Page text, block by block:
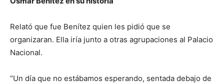
Relató que fue Benítez quien les pidió que se
organizaran. Ella iría junto a otras agrupaciones al Palacio
Nacional.
“Un día que no estábamos esperando, sentada debajo de